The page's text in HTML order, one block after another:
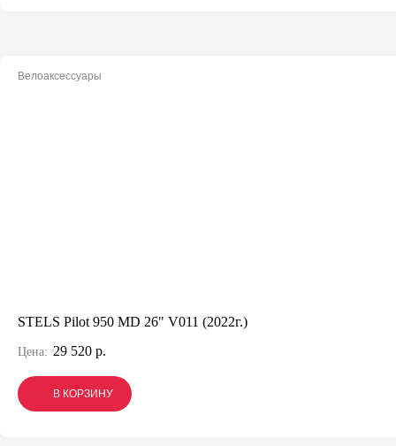
Велоаксессуары
STELS Pilot 950 MD 26" V011 (2022г.)
Цена: 29 520 р.
В КОРЗИНУ
В КОРЗИНУ
В КОРЗИНУ